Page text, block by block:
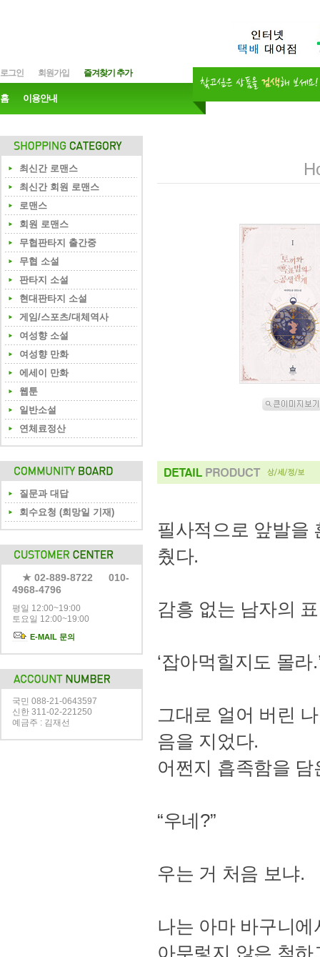
로그인 회원가입 즐겨찾기 추가
홈 이용안내
최신간 로맨스
최신간 회원 로맨스
로맨스
회원 로맨스
무협판타지 출간중
무협 소설
판타지 소설
현대판타지 소설
게임/스포츠/대체역사
여성향 소설
여성향 만화
에세이 만화
웹툰
일반소설
연체료정산
질문과 대답
회수요청 (희망일 기재)
★ 02-889-8722 010-
4968-4796
평일 12:00~19:00
토요일 12:00~19:00
E-MAIL 문의
국민 088-21-0643597
신한 311-02-221250
예금주 : 김재선
필사적으로 앞발을
췄다.
감흥 없는 남자의
‘잡아먹힐지도 몰라
그대로 얼어 버린
음을 지었다.
어쩐지 흡족함을
“우네?”
우는 거 처음 보냐.
나는 아마 바구니
아무렇지 않은 척